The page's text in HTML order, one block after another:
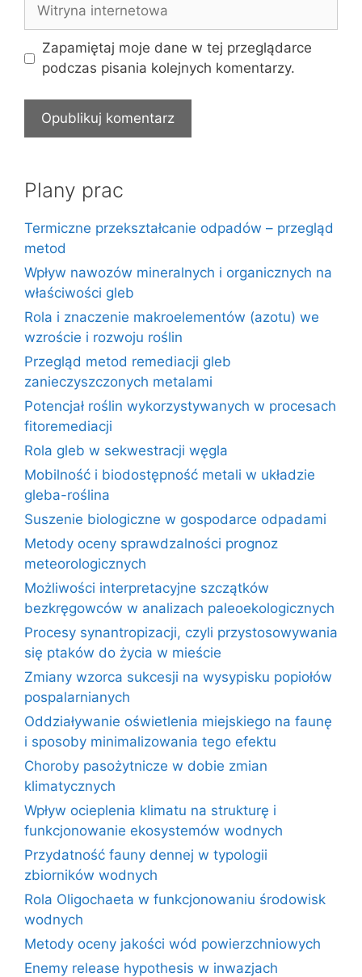
internetowa
Zapamiętaj moje dane w tej przeglądarce
podczas pisania kolejnych komentarzy.
Plany prac
Termiczne przekształcanie odpadów – przegląd
metod
Wpływ nawozów mineralnych i organicznych na
właściwości gleb
Rola i znaczenie makroelementów (azotu) we
wzroście i rozwoju roślin
Przegląd metod remediacji gleb
zanieczyszczonych metalami
Potencjał roślin wykorzystywanych w procesach
fitoremediacji
Rola gleb w sekwestracji węgla
Mobilność i biodostępność metali w układzie
gleba-roślina
Suszenie biologiczne w gospodarce odpadami
Metody oceny sprawdzalności prognoz
meteorologicznych
Możliwości interpretacyjne szczątków
bezkręgowców w analizach paleoekologicznych
Procesy synantropizacji, czyli przystosowywania
się ptaków do życia w mieście
Zmiany wzorca sukcesji na wysypisku popiołów
pospalarnianych
Oddziaływanie oświetlenia miejskiego na faunę
i sposoby minimalizowania tego efektu
Choroby pasożytnicze w dobie zmian
klimatycznych
Wpływ ocieplenia klimatu na strukturę i
funkcjonowanie ekosystemów wodnych
Przydatność fauny dennej w typologii
zbiorników wodnych
Rola Oligochaeta w funkcjonowaniu środowisk
wodnych
Metody oceny jakości wód powierzchniowych
Enemy release hypothesis w inwazjach